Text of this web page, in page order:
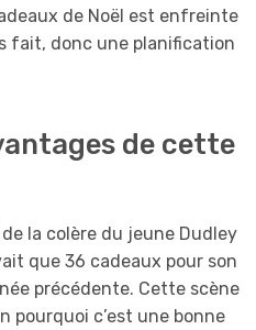
de Noël est enfreinte
fait, donc une planification
de cette
la colère du jeune Dudley
que 36 cadeaux pour son
précédente. Cette scène
pourquoi c’est une bonne